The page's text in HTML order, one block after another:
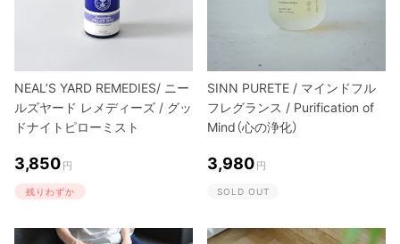
NEAL’S YARD REMEDIES/ ニー
ルズヤード レメディーズ / グッ
ドナイトピローミスト
3,850 円
残りわずか
SINN PURETE / マインドフル
フレグランス / Purification of
Mind（心の浄化）
3,980 円
SOLD OUT